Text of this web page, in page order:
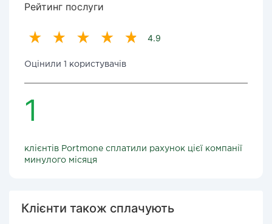
Рейтинг послуги
4.9
Оцінили 1 користувачів
1
клієнтів Portmone сплатили рахунок цієї компанії
минулого місяця
Клієнти також сплачують